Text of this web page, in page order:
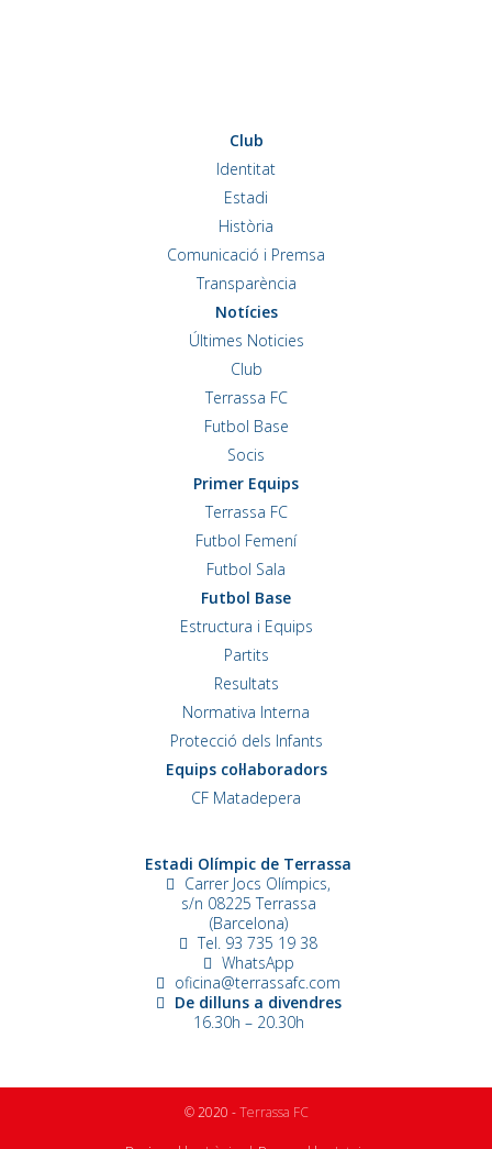
Club
Identitat
Estadi
Història
Comunicació i Premsa
Transparència
Notícies
Últimes Noticies
Club
Terrassa FC
Futbol Base
Socis
Primer Equips
Terrassa FC
Futbol Femení
Futbol Sala
Futbol Base
Estructura i Equips
Partits
Resultats
Normativa Interna
Protecció dels Infants
Equips col·laboradors
CF Matadepera
Estadi Olímpic de Terrassa
Carrer Jocs Olímpics,
s/n 08225 Terrassa
(Barcelona)
Tel. 93 735 19 38
WhatsApp
oficina@terrassafc.com
De dilluns a divendres
16.30h – 20.30h
© 2020 -Terrassa FC